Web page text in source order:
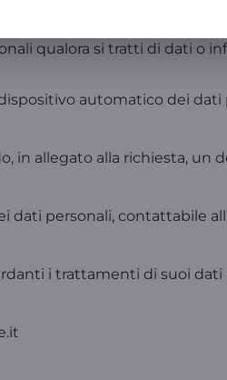
o incompleti;
qualora si tratti di dati o
automatico dei dati
in allegato alla richiesta, un
dati personali, contattabile
i trattamenti di suoi dati